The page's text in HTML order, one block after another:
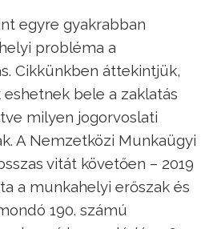
egyre gyakrabban
probléma a
Cikkünkben áttekintjük,
bele a zaklatás
milyen jogorvoslati
A Nemzetközi Munkaügyi
vitát követően – 2019
a munkahelyi erőszak és
190. számú